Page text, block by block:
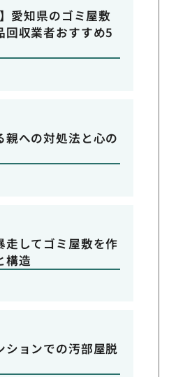
愛知県のゴミ屋敷
回収業者おすすめ5
親への対処法と心の
走してゴミ屋敷を作
構造
ションでの汚部屋脱